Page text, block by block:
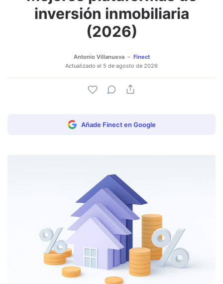
Adjuntar imagen Comentar
inversión inmobiliaria
(2026)
Antonio Villanueva
Finect
Actualizado el 5 de agosto de 2026
Añade Finect en Google